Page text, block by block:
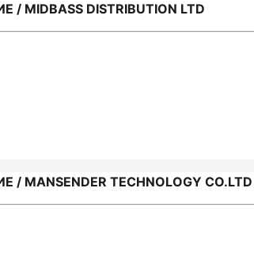
DISTRIBUTION LTD
TECHNOLOGY CO.LTD